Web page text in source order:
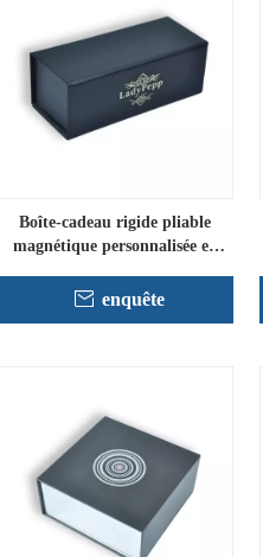
Boîte-cadeau rigide pliable
magnétique personnalisée en
enquête